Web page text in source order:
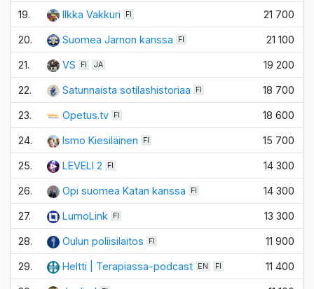
19. Ilkka Vakkuri FI 21 700
20. Suomea Jarnon kanssa FI 21 100
21. VS FI JA 19 200
22. Satunnaista sotilashistoriaa FI 18 700
23. Opetus.tv FI 18 600
24. Ismo Kiesiläinen FI 15 700
25. LEVELI 2 FI 14 300
26. Opi suomea Katan kanssa FI 14 300
27. LumoLink FI 13 300
28. Oulun poliisilaitos FI 11 900
29. Heltti | Terapiassa-podcast EN FI 11 400